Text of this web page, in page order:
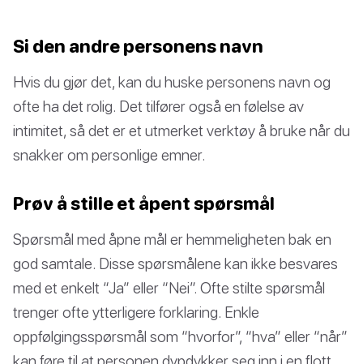
Si den andre personens navn
Hvis du gjør det, kan du huske personens navn og
ofte ha det rolig. Det tilfører også en følelse av
intimitet, så det er et utmerket verktøy å bruke når du
snakker om personlige emner.
Prøv å stille et åpent spørsmål
Spørsmål med åpne mål er hemmeligheten bak en
god samtale. Disse spørsmålene kan ikke besvares
med et enkelt “Ja” eller “Nei”. Ofte stilte spørsmål
trenger ofte ytterligere forklaring. Enkle
oppfølgingsspørsmål som “hvorfor”, “hva” eller “når”
kan føre til at personen dypdykker seg inn i en flott